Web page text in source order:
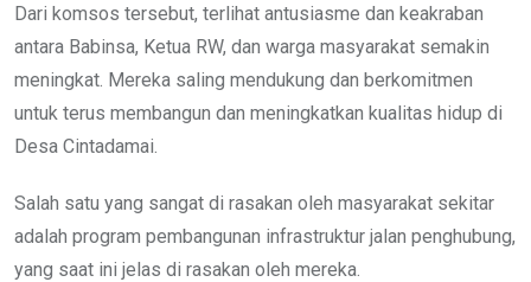
Dari komsos tersebut, terlihat antusiasme dan keakraban
antara Babinsa, Ketua RW, dan warga masyarakat semakin
meningkat. Mereka saling mendukung dan berkomitmen
untuk terus membangun dan meningkatkan kualitas hidup di
Desa Cintadamai.
Salah satu yang sangat di rasakan oleh masyarakat sekitar
adalah program pembangunan infrastruktur jalan penghubung,
yang saat ini jelas di rasakan oleh mereka.